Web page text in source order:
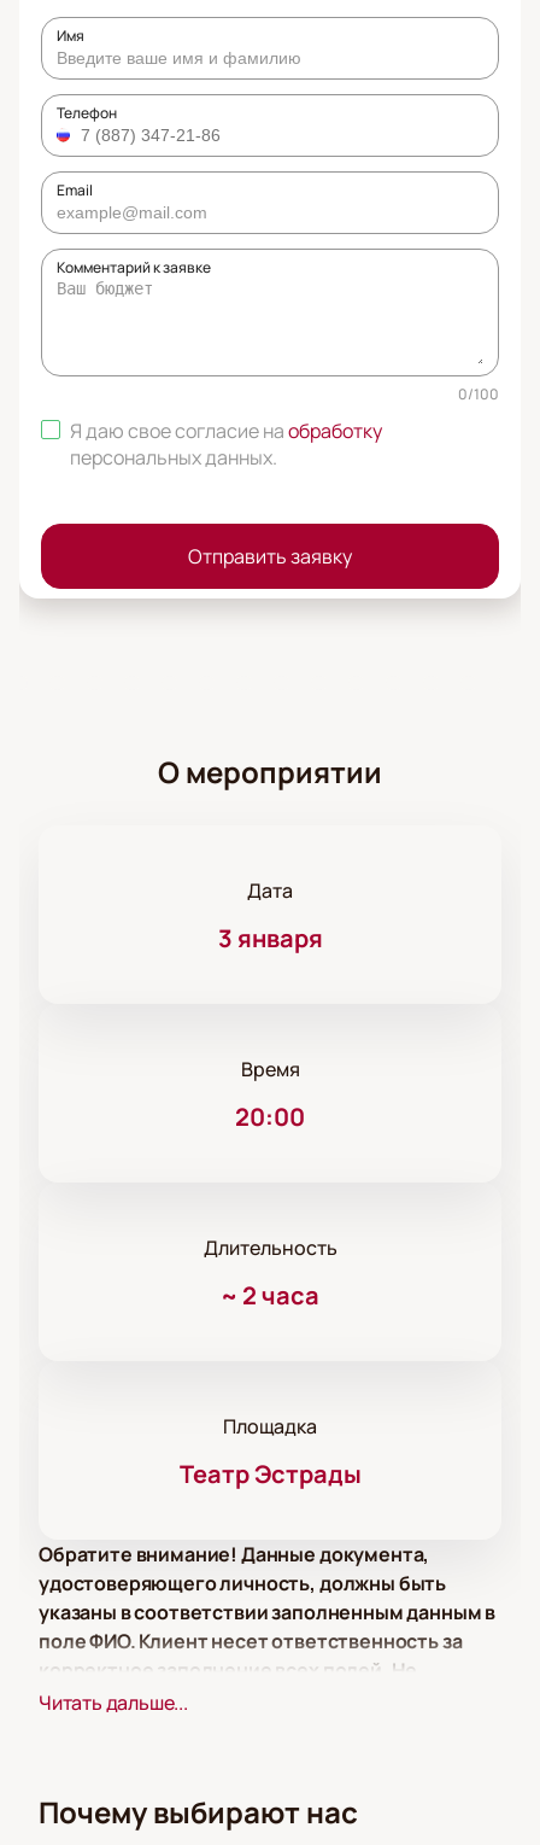
Имя
Телефон
Email
Комментарий к заявке
0/100
Я даю свое согласие наобработку
персональных данных.
Отправить заявку
О мероприятии
Дата
3 января
Время
20:00
Длительность
~ 2 часа
Площадка
Театр Эстрады
Обратите внимание! Данные документа,
удостоверяющего личность, должны быть
указаны в соответствии заполненным данным в
поле ФИО. Клиент несет ответственность за
корректное заполнение всех полей. Не
забудьте взять документ с собой!
насыщенным и интересным, с множеством
Читать дальше...
Почему выбирают нас